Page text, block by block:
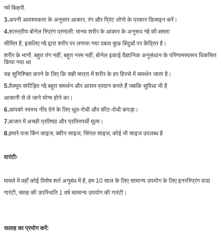
गर्म बिक्री.
3.अपनी आवश्यकता के अनुसार आकार, रंग और प्रिंट लोगो के प्रकार डिजाइन करें।
4.शास्त्रीय बोनेल स्प्रिंग प्रणाली: मानव शरीर के आकार के अनुरूप गद्दे की क्षमता
सीमित है, इसलिए गद्दे द्वारा शरीर पर लगाया गया दबाव कुछ बिंदुओं पर केंद्रित है।
शरीर के भागों. बहुत तंग नहीं, बहुत नरम नहीं, बोनेल इकाई वैज्ञानिक अनुसंधान के परिणामस्वरूप विकसित
किया गया था
यह सुनिश्चित करने के लिए कि सही मात्रा में शरीर के हर हिस्से में समर्थन जाता है।
5.वैक्यूम संपीड़ित गद्दे बहुत समर्थन और आराम प्रदान करते हैं जबकि सुविधा भी है
आसानी से ले जाने योग्य होने का।
6.आपको स्वस्थ नींद देने के लिए धूल-रोधी और कीट-रोधी कपड़ा।
7.बाजार में अच्छी प्रतिष्ठा और प्रतिस्पर्धी मूल्य।
8.हमारे पास किंग साइज, क्वीन साइज, सिंगल साइज, कोई भी साइज उपलब्ध है
वारंटीः
मामले में वहाँ कोई विशेष शर्त अनुबंध में है, हम 10 साल के लिए सामान्य उपयोग के लिए इनरस्प्रिंग वादा
गारंटी, सतह की उपस्थिति 1 वर्ष सामान्य उपयोग की गारंटी।
सलाह का प्रयोग करें: